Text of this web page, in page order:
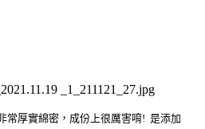
常厚實綿密，成份上很厲害唷! 是添加